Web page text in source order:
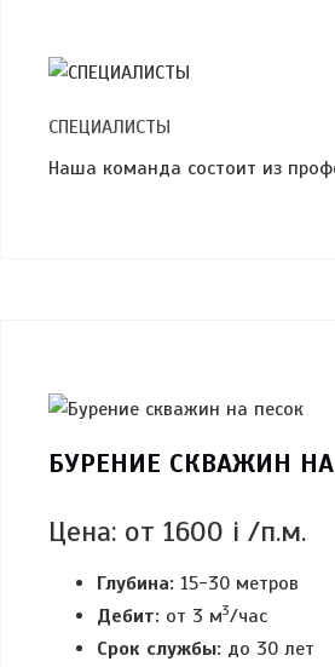
СПЕЦИАЛИСТЫ
Наша команда состоит из
БУРЕНИЕ СКВАЖИН
Цена: от 1600 i /п.м.
Глубина: 15-30 метров
Дебит: от 3 м3/час
Срок службы: до 30 лет